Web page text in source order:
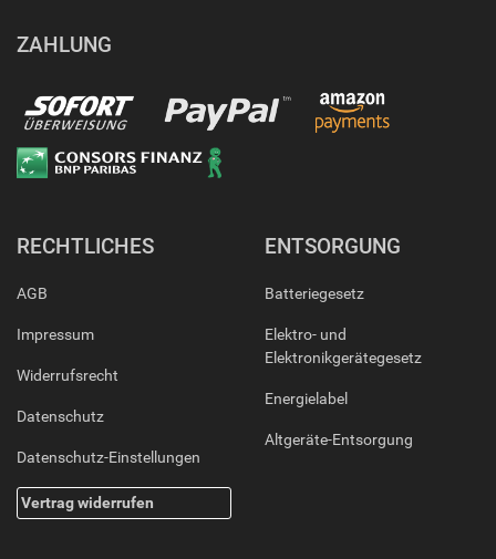
ZAHLUNG
RECHTLICHES
AGB
Impressum
Widerrufsrecht
Datenschutz
Datenschutz-Einstellungen
Vertrag widerrufen
ENTSORGUNG
Batteriegesetz
Elektro- und
Elektronikgerätegesetz
Energielabel
Altgeräte-Entsorgung